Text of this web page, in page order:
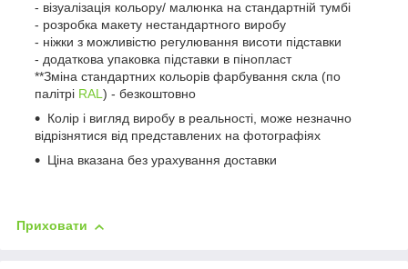
- візуалізація кольору/ малюнка на стандартній тумбі
- розробка макету нестандартного виробу
- ніжки з можливістю регулювання висоти підставки
- додаткова упаковка підставки в пінопласт
**Зміна стандартних кольорів фарбування скла (по
палітрі RAL) - безкоштовно
Колір і вигляд виробу в реальності, може незначно
відрізнятися від представлених на фотографіях
Ціна вказана без урахування доставки
Приховати